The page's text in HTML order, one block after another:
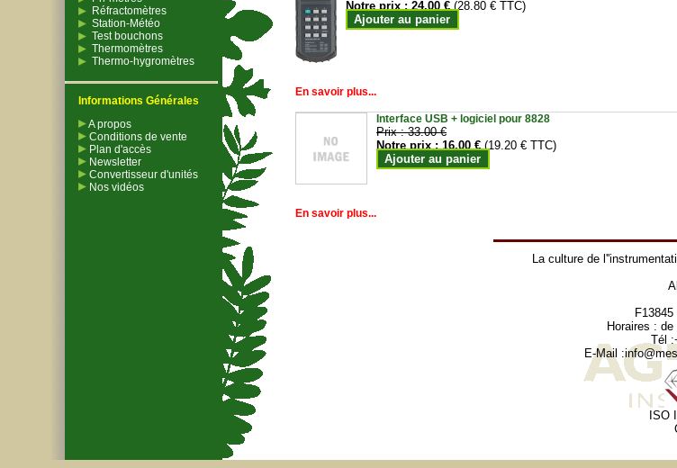
Réfractomètres
Station-Météo
Test bouchons
Thermomètres
Thermo-hygromètres
Informations Générales
A propos
Conditions de vente
Plan d'accès
Newsletter
Convertisseur d'unités
Nos vidéos
Notre prix :24.00 € (28.80 € TTC)
Ajouter au panier
En savoir plus...
Interface USB + logiciel pour 8828
Prix :33.00 €
Notre prix :16.00 € (19.20 € TTC)
Ajouter au panier
En savoir plus...
La culture de
Horaires :
Tél
E-Mail :
ISO